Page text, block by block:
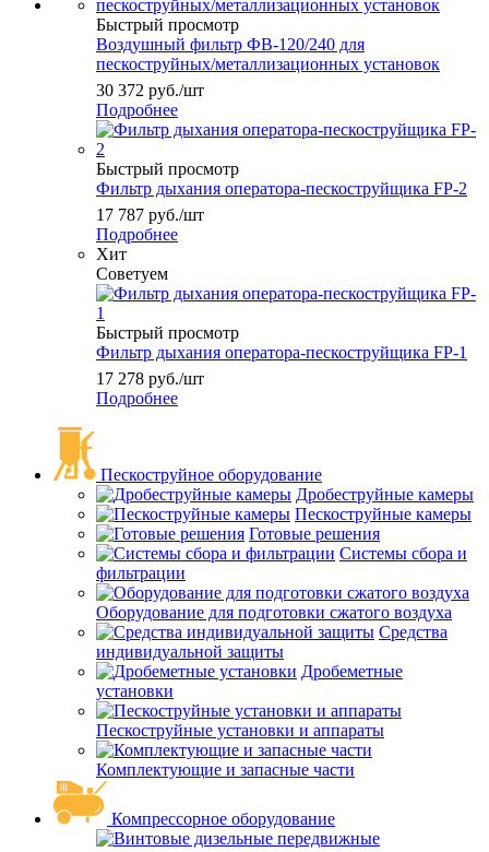
Быстрый просмотр
Воздушный фильтр ФВ-120/240 для
пескоструйных/металлизационных установок
30 372 руб./шт
Подробнее
Быстрый просмотр
Фильтр дыхания оператора-пескоструйщика FP-2
17 787 руб./шт
Подробнее
Хит
Советуем
Быстрый просмотр
Фильтр дыхания оператора-пескоструйщика FP-1
17 278 руб./шт
Подробнее
Пескоструйное оборудование
Дробеструйные камеры
Пескоструйные камеры
Готовые решения
Системы сбора и
фильтрации
Оборудование для подготовки сжатого воздуха
Средства
индивидуальной защиты
Дробеметные
установки
Пескоструйные установки и аппараты
Комплектующие и запасные части
Компрессорное оборудование